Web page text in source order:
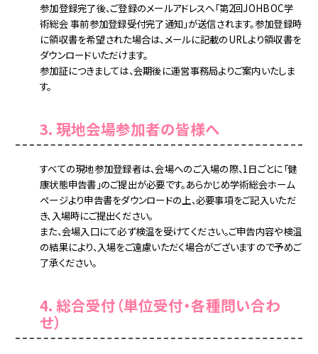
参加登録完了後、ご登録のメールアドレスへ「第2回JOHBOC学
術総会 事前参加登録受付完了通知」が送信されます。参加登録時
に領収書を希望された場合は、メールに記載のURLより領収書を
ダウンロードいただけます。
参加証につきましては、会期後に運営事務局よりご案内いたしま
す。
3. 現地会場参加者の皆様へ
すべての現地参加登録者は、会場へのご入場の際、1日ごとに「健
康状態申告書」のご提出が必要です。あらかじめ学術総会ホーム
ページより申告書をダウンロードの上、必要事項をご記入いただ
き、入場時にご提出ください。
また、会場入口にて必ず検温を受けてください。ご申告内容や検温
の結果により、入場をご遠慮いただく場合がございますので予めご
了承ください。
4. 総合受付（単位受付・各種問い合わ
せ）